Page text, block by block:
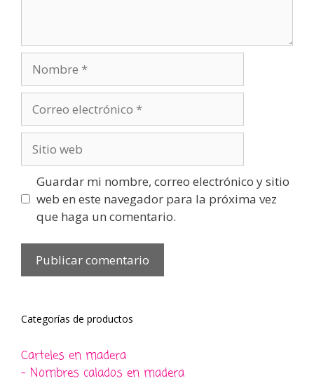
electrónico
web
Guardar mi nombre, correo electrónico y sitio
web en este navegador para la próxima vez
que haga un comentario.
Categorías de productos
Carteles en madera
- Nombres calados en madera